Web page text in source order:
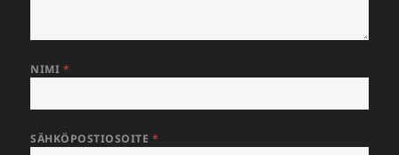
NIMI *
SÄHKÖPOSTIOSOITE *